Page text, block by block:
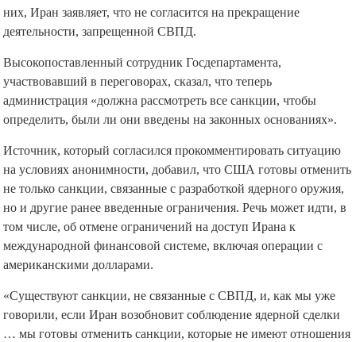
Если США не отменят хотя бы некоторые из
них, Иран заявляет, что не согласится на прекращение
Высокопоставленный сотрудник Госдепартамента,
участвовавший в переговорах, сказал, что теперь
администрация «должна рассмотреть все санкции, чтобы
Источник, который согласился прокомментировать ситуацию
на условиях анонимности, добавил, что США готовы отменить
не только санкции, связанные с разработкой ядерного оружия,
но и другие ранее введенные ограничения. Речь может идти, в
том числе, об отмене ограничений на доступ Ирана к
международной финансовой системе, включая операции с
«Существуют санкции, не связанные с СВПД, и, как мы уже
говорили, если Иран возобновит соблюдение ядерной сделки